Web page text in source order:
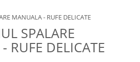
SPALARE
RUFE DELICATE